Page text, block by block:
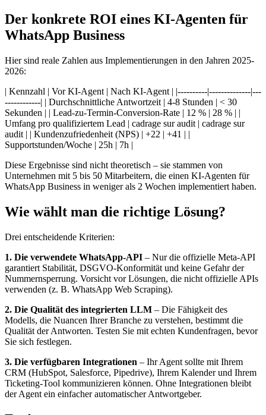
Der konkrete ROI eines KI-Agenten für
WhatsApp Business
Hier sind reale Zahlen aus Implementierungen in den Jahren 2025-
2026:
| Kennzahl | Vor KI-Agent | Nach KI-Agent | |----------|--------------|---
------------| | Durchschnittliche Antwortzeit | 4-8 Stunden | < 30
Sekunden | | Lead-zu-Termin-Conversion-Rate | 12 % | 28 % | |
Umfang pro qualifiziertem Lead | cadrage sur audit | cadrage sur
audit | | Kundenzufriedenheit (NPS) | +22 | +41 | |
Supportstunden/Woche | 25h | 7h |
Diese Ergebnisse sind nicht theoretisch – sie stammen von
Unternehmen mit 5 bis 50 Mitarbeitern, die einen KI-Agenten für
WhatsApp Business in weniger als 2 Wochen implementiert haben.
Wie wählt man die richtige Lösung?
Drei entscheidende Kriterien:
1. Die verwendete WhatsApp-API – Nur die offizielle Meta-API
garantiert Stabilität, DSGVO-Konformität und keine Gefahr der
Nummernsperrung. Vorsicht vor Lösungen, die nicht offizielle APIs
verwenden (z. B. WhatsApp Web Scraping).
2. Die Qualität des integrierten LLM – Die Fähigkeit des
Modells, die Nuancen Ihrer Branche zu verstehen, bestimmt die
Qualität der Antworten. Testen Sie mit echten Kundenfragen, bevor
Sie sich festlegen.
3. Die verfügbaren Integrationen – Ihr Agent sollte mit Ihrem
CRM (HubSpot, Salesforce, Pipedrive), Ihrem Kalender und Ihrem
Ticketing-Tool kommunizieren können. Ohne Integrationen bleibt
der Agent ein einfacher automatischer Antwortgeber.